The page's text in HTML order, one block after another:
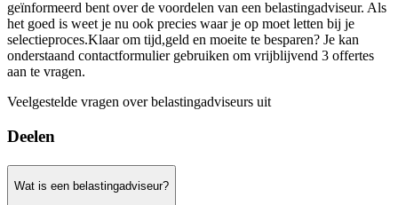
geïnformeerd bent over de voordelen van een belastingadviseur. Als
het goed is weet je nu ook precies waar je op moet letten bij je
selectieproces.Klaar om tijd,geld en moeite te besparen? Je kan
onderstaand contactformulier gebruiken om vrijblijvend 3 offertes
aan te vragen.
Veelgestelde vragen over belastingadviseurs uit
Deelen
Wat is een belastingadviseur?